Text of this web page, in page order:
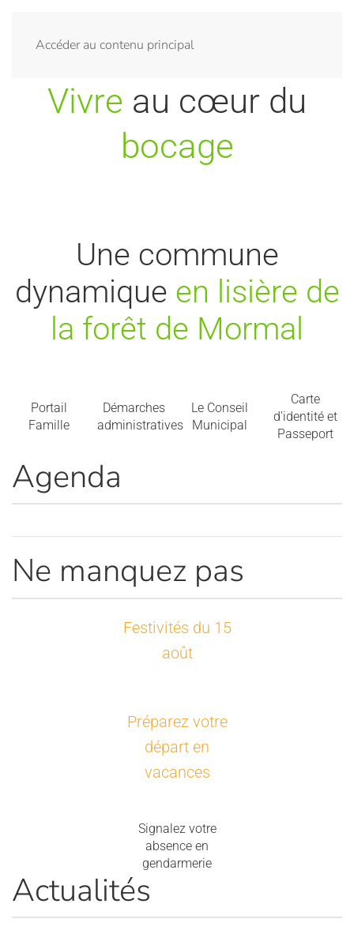
Accéder au contenu principal
Vivre au cœur du
bocage
Une commune
dynamique en lisière de
la forêt de Mormal
Portail
Famille
Démarches
administratives
Le Conseil
Municipal
Carte
d'identité et
Passeport
Agenda
Ne manquez pas
Festivités du 15
août
Préparez votre
départ en
vacances
Signalez votre
absence en
gendarmerie
Actualités